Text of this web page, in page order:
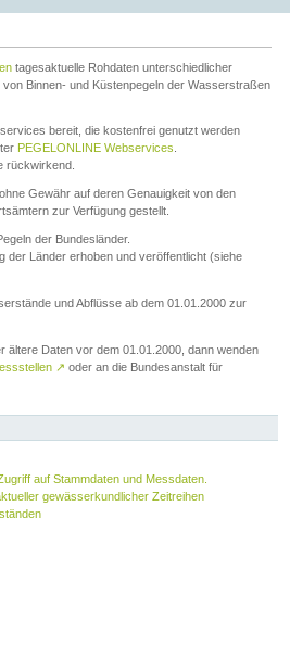
tagesaktuelle Rohdaten unterschiedlicher
Binnen- und Küstenpegeln der Wasserstraßen
bereit, die kostenfrei genutzt werden
PEGELONLINE Webservices
rückwirkend.
Gewähr auf deren Genauigkeit von den
zur Verfügung gestellt.
der Bundesländer.
der Länder erhoben und veröffentlicht (siehe
und Abflüsse ab dem 01.01.2000 zur
ältere Daten vor dem 01.01.2000, dann wenden
↗ oder an die Bundesanstalt für
auf Stammdaten und Messdaten.
gewässerkundlicher Zeitreihen